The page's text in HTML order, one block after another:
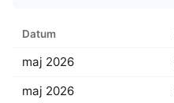
Datum
maj 2026
maj 2026